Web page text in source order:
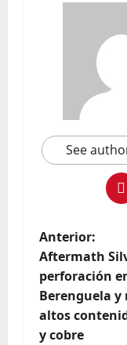
See
Anterior:
Aftermath
perforación
Berenguela y
altos
y cobre